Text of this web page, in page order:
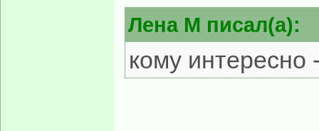
Лена М писал(а):
кому интересно